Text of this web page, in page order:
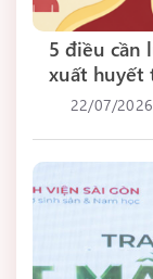
5 điều cần
xuất huyết
22/07/2026